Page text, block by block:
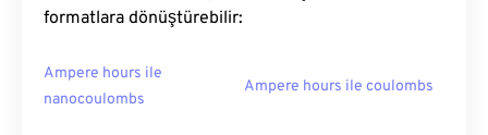
formatlara dönüştürebilir:
Ampere hours ile
nanocoulombs
Ampere hours ile coulombs